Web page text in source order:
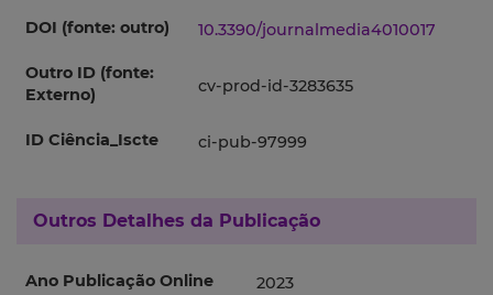
DOI (fonte: outro) 10.3390/journalmedia4010017
Outro ID (fonte:
Externo)
cv-prod-id-3283635
ID Ciência_Iscte ci-pub-97999
Outros Detalhes da Publicação
Ano Publicação Online 2023